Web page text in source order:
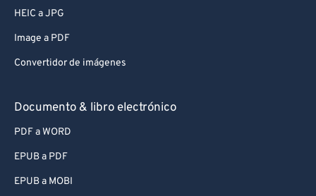
HEIC a JPG
Image a PDF
Convertidor de imágenes
Documento & libro electrónico
PDF a WORD
EPUB a PDF
EPUB a MOBI